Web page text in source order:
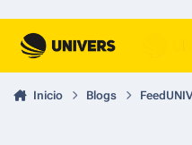
Inicio Blogs